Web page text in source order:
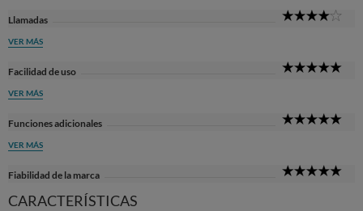
Llamadas
VER MÁS
Facilidad de uso
VER MÁS
Funciones adicionales
VER MÁS
Fiabilidad de la marca
CARACTERÍSTICAS